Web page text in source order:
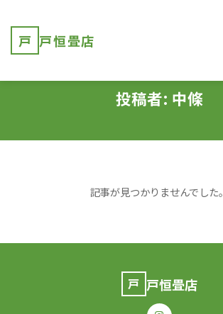
戸 戸恒畳店
投稿者: 中條
記事が見つかりませんでした。
戸 戸恒畳店